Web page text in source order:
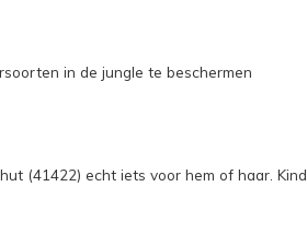
in de jungle te beschermen
(41422) echt iets voor hem of haar.